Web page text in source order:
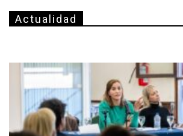
Actualidad